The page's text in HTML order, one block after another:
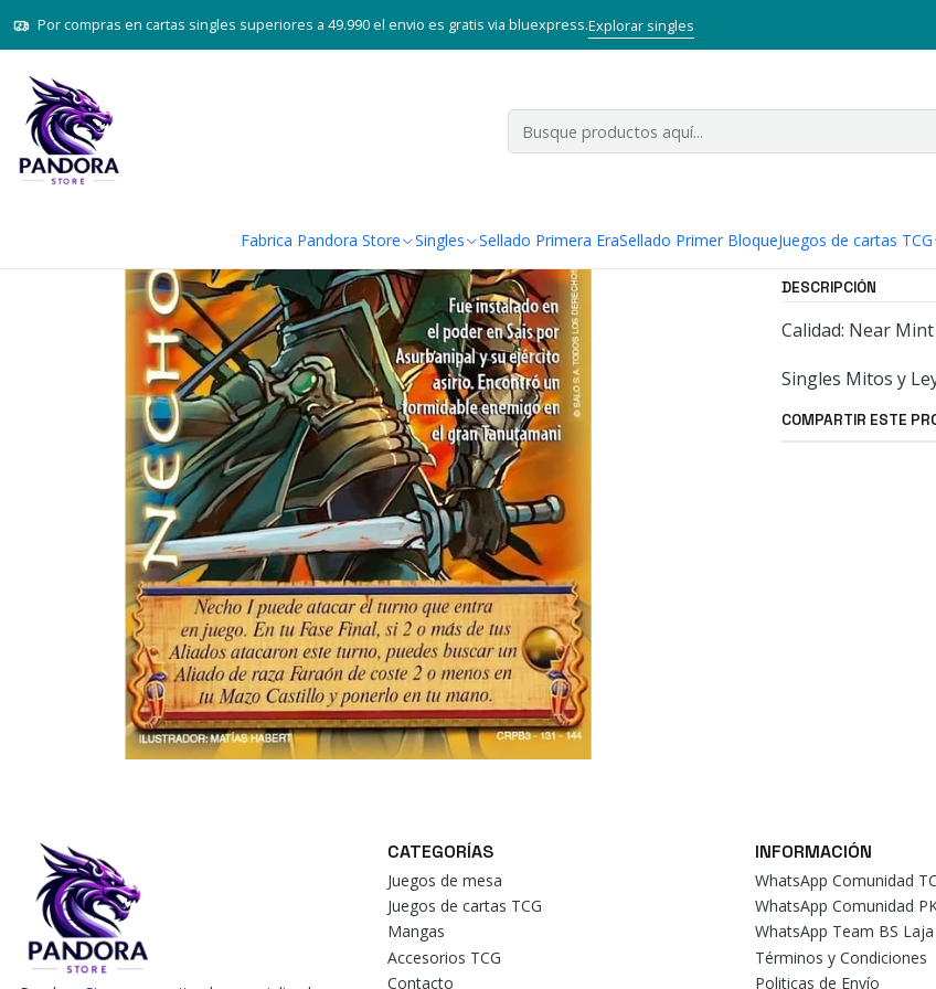
Fabrica Pandora Store Singles Sellado Primera EraSellado Primer BloqueJuegos de cartas TCG
Por compras en cartas singles superiores a 49.990 el envio es gratis via bluexpress.Explorar singles
Inicio Juegos de cartas TCG Mitos y Leyendas TCG
NECHO I
Mostrar stock
DESCRIPCIÓN
Calidad: Near Mint
Singles Mitos y
COMPARTIR ESTE
CATEGORÍAS
Juegos de mesa
Juegos de cartas TCG
Mangas
Accesorios TCG
Contacto
INFORMACIÓN
WhatsApp Comunidad
WhatsApp Comunidad
WhatsApp Team BS Laja
Términos y Condiciones
Politicas de Envío